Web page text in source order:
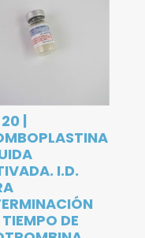
|
I.D.
TIEMPO DE